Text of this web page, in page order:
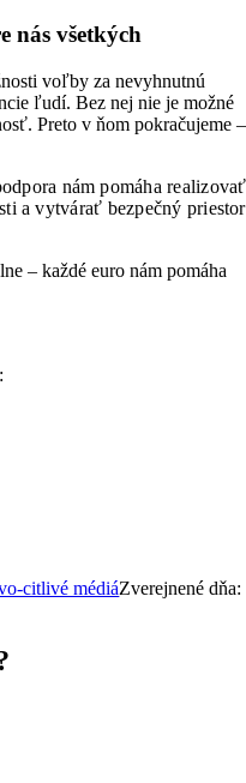
nás všetkých
voľby za nevyhnutnú
ľudí. Bez nej nie je možné
Preto v ňom pokračujeme –
nám pomáha realizovať
a vytvárať bezpečný priestor
– každé euro nám pomáha
citlivé médiáZverejnené dňa: